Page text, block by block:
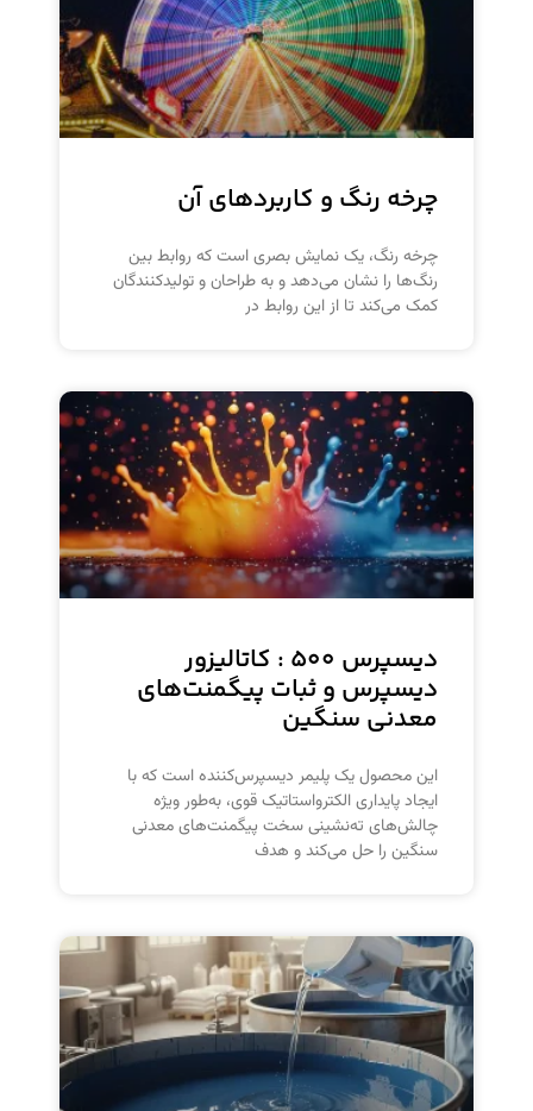
چرخه رنگ و کاربردهای آن
چرخه رنگ، یک نمایش بصری است که روابط بین
رنگ‌ها را نشان می‌دهد و به طراحان و تولیدکنندگان
کمک می‌کند تا از این روابط در
دیسپرس ۵۰۰ : کاتالیزور
دیسپرس و ثبات پیگمنت‌های
معدنی سنگین
این محصول یک پلیمر دیسپرس‌کننده است که با
ایجاد پایداری الکترواستاتیک قوی، به‌طور ویژه
چالش‌های ته‌نشینی سخت پیگمنت‌های معدنی
سنگین را حل می‌کند و هدف